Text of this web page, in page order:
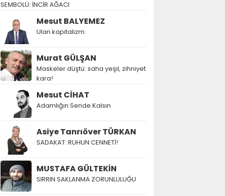
SEMBOLÜ: İNCİR AĞACI
Mesut BALYEMEZ
Ulan kapitalizm.
Murat GÜLŞAN
Maskeler düştü: saha yeşil, zihniyet
kara!
Mesut CİHAT
Adamlığın Sende Kalsın
Asiye Tanrıöver TÜRKAN
SADAKAT: RUHUN CENNETİ!
MUSTAFA GÜLTEKİN
SIRRIN SAKLANMA ZORUNLULUĞU